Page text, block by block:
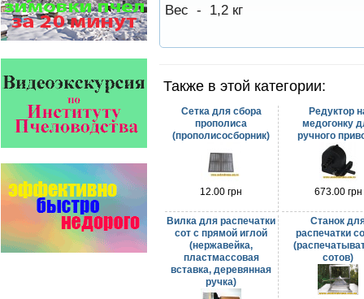
На рынке, где есть Варроадез
очень сложно приходится
конкурентным препаратам
- они просто не выдерживают
конкуренцию ни по цене,…
Пчёлы умеют считать до
Проведя серию
экспериментов, учёные
выяснили, что медоносные
Язык танцев и звуков
Пчелы общаются с помощью
языка танцев и звуков. Это…
Пчеловоды-долгожители
По результатам
статистического
Вес - 1,2 кг
Также в этой категории:
Сетка для сбора
прополиса
(прополисосборник)
12.00 грн
Редуктор
медогонку
ручного
673.00 грн
Вилка для распечатки
сот с прямой иглой
(нержавейка,
пластмассовая
вставка, деревянная
ручка)
Станок
распечатки
сотов)